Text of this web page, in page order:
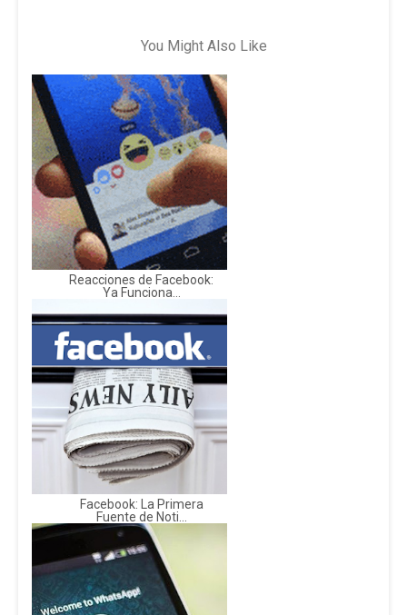
You Might Also Like
Reacciones de Facebook:
Ya Funciona...
Facebook: La Primera
Fuente de Noti...